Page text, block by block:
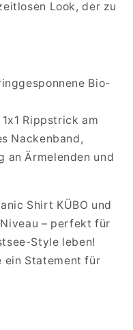
Look, der zu
Bio-
Rippstrick am
Nackenband,
an Ärmelenden und
Shirt KÜBO und
– perfekt für
Style leben!
ein Statement für